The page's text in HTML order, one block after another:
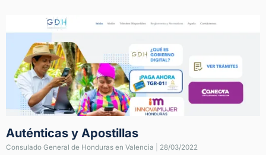
Auténticas y Apostillas
Consulado General de Honduras en Valencia 28/03/2022